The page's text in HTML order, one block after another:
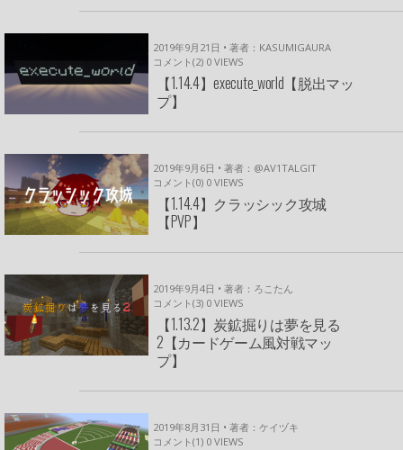
2019年9月21日 • 著者：KASUMIGAURA
コメント(2) 0 VIEWS
【1.14.4】execute_world【脱出マッ
プ】
2019年9月6日 • 著者：@AV1TALGIT
コメント(0) 0 VIEWS
【1.14.4】クラッシック攻城
【PVP】
2019年9月4日 • 著者：ろこたん
コメント(3) 0 VIEWS
【1.13.2】炭鉱掘りは夢を見る
2【カードゲーム風対戦マッ
プ】
2019年8月31日 • 著者：ケイヅキ
コメント(1) 0 VIEWS